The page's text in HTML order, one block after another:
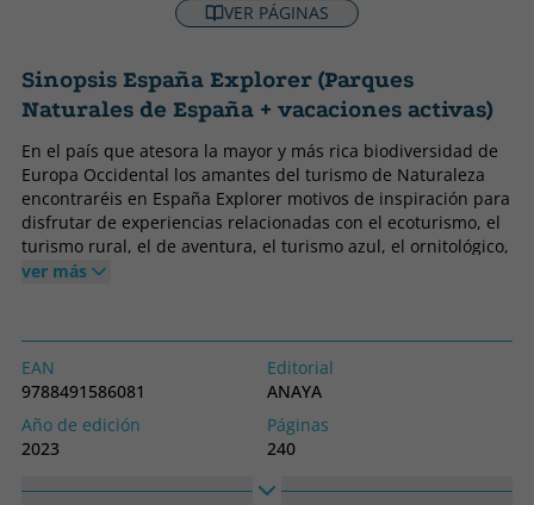
VER PÁGINAS
Sinopsis España Explorer (Parques
Naturales de España + vacaciones activas)
En el país que atesora la mayor y más rica biodiversidad de
Europa Occidental los amantes del turismo de Naturaleza
encontraréis en España Explorer motivos de inspiración para
disfrutar de experiencias relacionadas con el ecoturismo, el
turismo rural, el de aventura, el turismo azul, el ornitológico,
el ictioturismo... Surf, buceo, contemplación de astros,
especies acuáticas, salidas a caballo o en bicicleta, sin
olvidarnos de recomendaciones sobre Dónde comer y Dónde
dormir.
ver más
EAN
9788491586081
Editorial
ANAYA
Año de edición
2023
Páginas
240
Idioma